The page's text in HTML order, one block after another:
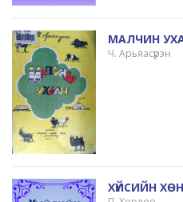
МАЛЧИН
Ч. Арьяасүрэн
ХҮЙСИЙН